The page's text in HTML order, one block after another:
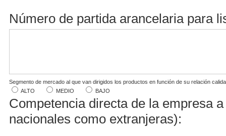
Número de partida arancelaria para
Segmento de mercado al que van dirigidos los productos en función de su relación
ALTO
MEDIO BAJO
Competencia directa de la empresa
nacionales como extranjeras):